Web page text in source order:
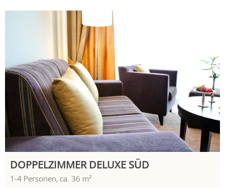
DOPPELZIMMER DELUXE SÜD
1 -4 Personen, ca. 36 m²